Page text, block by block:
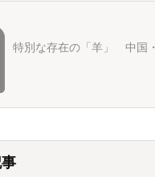
特別な存在の「羊」 中国